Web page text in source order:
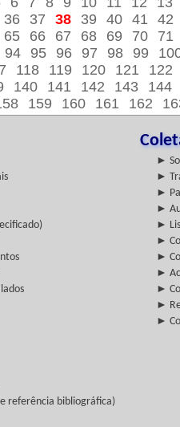
36 37 38 39 40 41
42
65 66 67 68 69 70
71
94 95 96 97 98 99
118 119 120 121
122
140 141 142 143
144
159 160 161 162
►
►
►
►
►
►
►
►
►
►
►
referência bibliográfica)